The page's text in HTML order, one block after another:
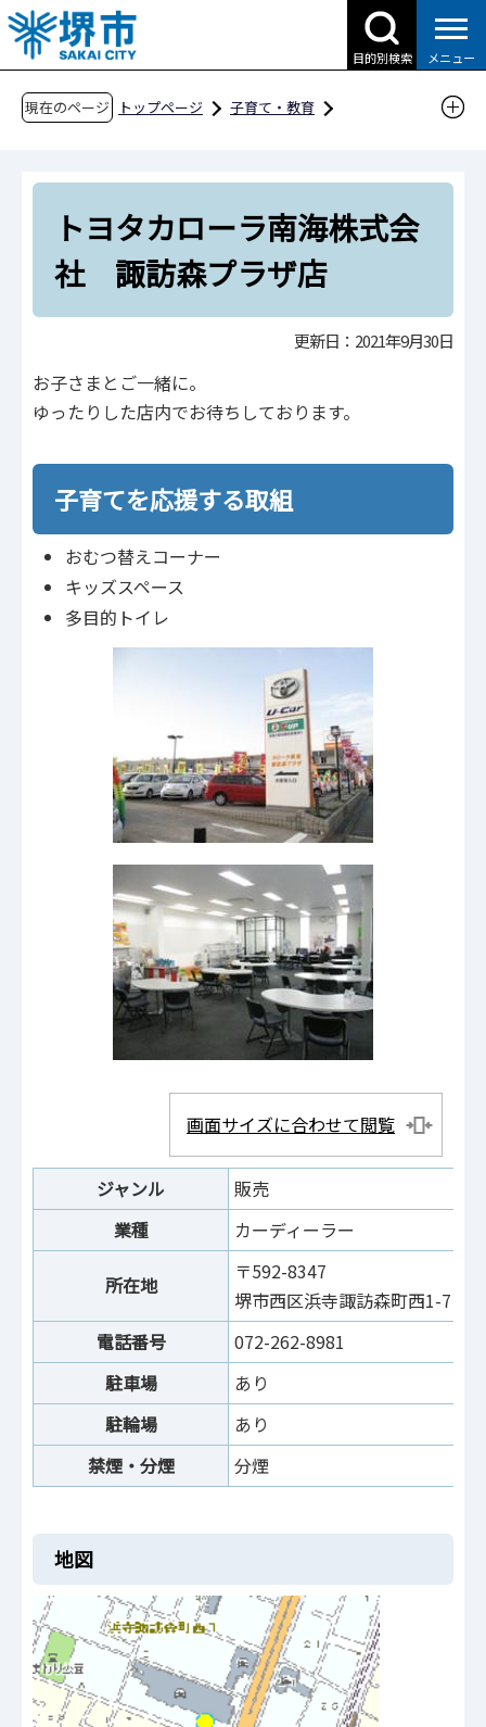
こ
の
ペ
目的別検索 メニュー
現在のページ トップページ
子育て・教育
その他安心な子育て環境に関わる取組
さかい子育て応援団
西区
トヨタカローラ南海株式会社 諏訪森プラザ店
トヨタカローラ南海株式会
社 諏訪森プラザ店
更新日：2021年9月30日
お子さまとご一緒に。
ゆったりした店内でお待ちしております。
子育てを応援する取組
おむつ替えコーナー
キッズスペース
多目的トイレ
画面サイズに合わせて閲覧
ジャンル
販売
業種
カーディーラー
所在地
〒592-8347
堺市西区浜寺諏訪森町西1-7
電話番号
072-262-8981
駐車場
あり
駐輪場
あり
禁煙・分煙
分煙
地図